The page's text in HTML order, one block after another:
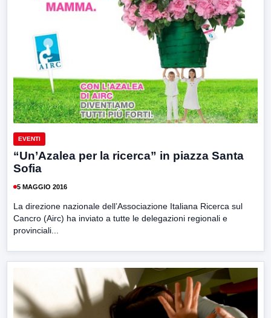
EVENTI
“Un’Azalea per la ricerca” in piazza Santa
Sofia
5 MAGGIO 2016
La direzione nazionale dell’Associazione Italiana Ricerca sul
Cancro (Airc) ha inviato a tutte le delegazioni regionali e
provinciali...